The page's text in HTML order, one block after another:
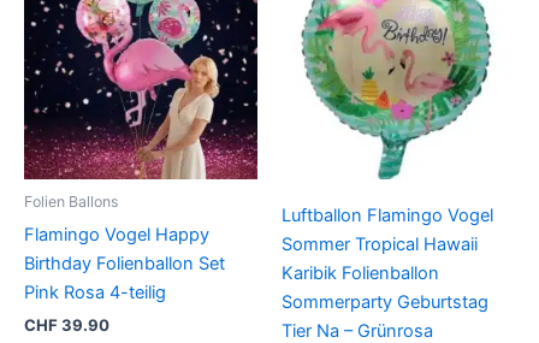
Folien Ballons
Flamingo Vogel Happy
Birthday Folienballon Set
Pink Rosa 4-teilig
CHF39.90
Luftballon Flamingo Vogel
Sommer Tropical Hawaii
Karibik Folienballon
Sommerparty Geburtstag
Tier Na – Grünrosa